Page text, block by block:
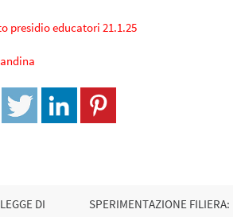
presidio educatori 21.1.25
DI
SPERIMENTAZIONE FILIERA: